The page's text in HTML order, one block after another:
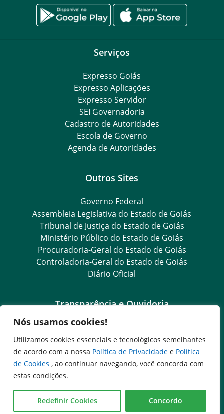
Nós usamos cookies!
Utilizamos cookies essenciais e tecnológicos semelhantes
de acordo com a nossa Política de Privacidade e Política
de Cookies , ao continuar navegando, você concorda com
estas condições.
Redefinir Cookies Concordo
Serviços
Expresso Goiás
Expresso Aplicações
Expresso Servidor
SEI Governadoria
Cadastro de Autoridades
Escola de Governo
Agenda de Autoridades
Outros Sites
Governo Federal
Assembleia Legislativa do Estado de Goiás
Tribunal de Justiça do Estado de Goiás
Ministério Público do Estado de Goiás
Procuradoria-Geral do Estado de Goiás
Controladoria-Geral do Estado de Goiás
Diário Oficial
Transparência e Ouvidoria
LGPD
Goiás Transparência
Dados Abertos Goiás
SIC – Serviço de Informação ao Cidadão
e-SIC – Serviço Eletrônico de Informação ao Cidadão
Ouvidoria Setorial (Expresso)
Ouvidoria Setorial (Presencial)